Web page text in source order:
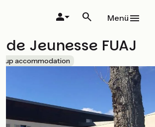
Menü
de Jeunesse FUAJ
accommodation